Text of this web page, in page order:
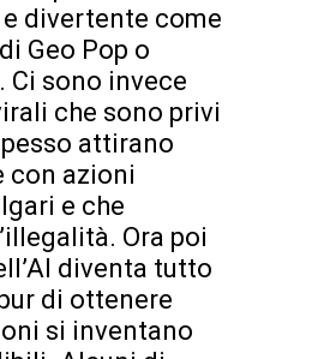
divertente come
Geo Pop o
Ci sono invece
che sono privi
attirano
con azioni
e che
Ora poi
diventa tutto
di ottenere
si inventano